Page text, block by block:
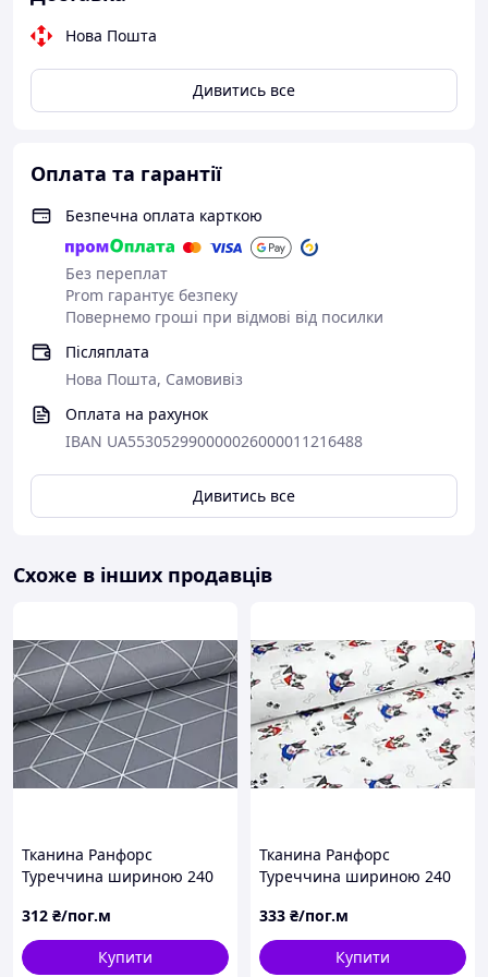
Нова Пошта
Дивитись все
Оплата та гарантії
Безпечна оплата карткою
Без переплат
Prom гарантує безпеку
Повернемо гроші при відмові від посилки
Післяплата
Нова Пошта, Самовивіз
Оплата на рахунок
IBAN UA553052990000026000011216488
Дивитись все
Схоже в інших продавців
Тканина Ранфорс
Туреччина шириною 240
та дитячого текстилю
312 ₴/пог.м
Купити
Тканина Ранфорс
Туреччина шириною 240
та дитячого текстилю
333 ₴/пог.м
Купити